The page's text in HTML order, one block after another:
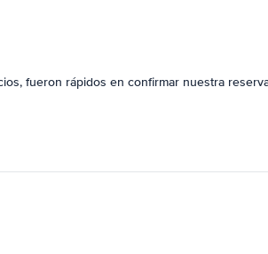
fueron rápidos en confirmar nuestra